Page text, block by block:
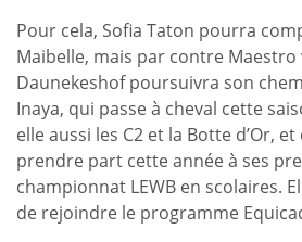
Pour cela, Sofia Taton pourra
Maibelle, mais par contre Maestro
Daunekeshof poursuivra son
Inaya, qui passe à cheval cette
elle aussi les C2 et la Botte d’Or,
prendre part cette année à ses
championnat LEWB en scolaires.
de rejoindre le programme